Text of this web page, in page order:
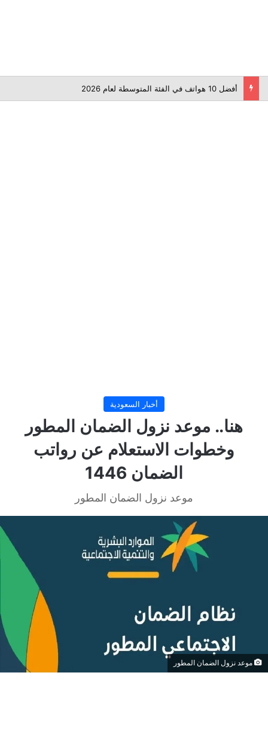
أفضل 10 هواتف في الفئة المتوسطة لعام 2026
أخبار السعودية
هنا.. موعد نزول الضمان المطور
وخطوات الاستعلام عن رواتب
الضمان 1446
موعد نزول الضمان المطور
موعد نزول الضمان المطور